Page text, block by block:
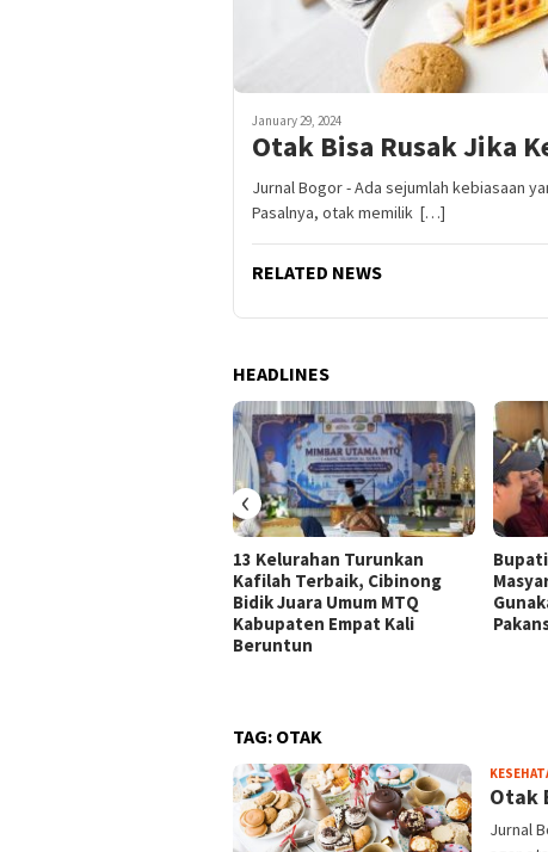
January 29, 2024
Otak Bisa Rusak Jika
Jurnal Bogor - Ada sejumlah kebiasaan
Pasalnya, otak memilik […]
RELATED NEWS
HEADLINES
13 Kelurahan Turunkan
Kafilah Terbaik, Cibinong
Bidik Juara Umum MTQ
Kabupaten Empat Kali
Beruntun
‹
TAG: OTAK
Otak
Jurnal